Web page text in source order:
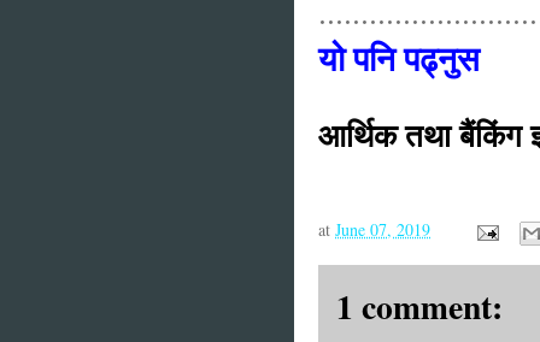
यो पनि पढ्नुस
आर्थिक तथा बैंकिंग
at June 07, 2019
1 comment: